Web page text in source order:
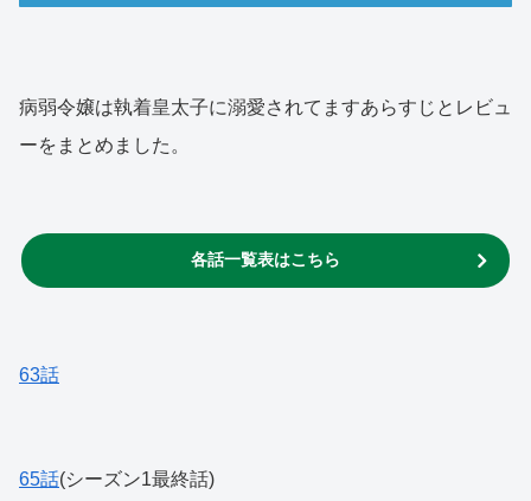
病弱令嬢は執着皇太子に溺愛されてますあらすじとレビュ
ーをまとめました。
各話一覧表はこちら
63話
65話(シーズン1最終話)